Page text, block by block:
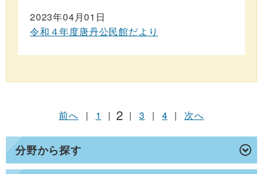
分野から探す
2023年04月01日
令和４年度唐丹公民館だより
前へ | 1 | 2 | 3 | 4 | 次へ